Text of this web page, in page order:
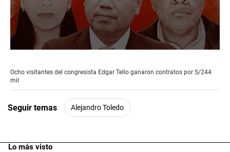
of
7
seconds
Ocho visitantes del congresista Edgar Tello ganaron contratos por S/244
mil
Seguir temas Alejandro Toledo
Lo más visto